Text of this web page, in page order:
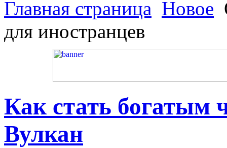
Главная страница Новое
для иностранцев
Как стать богатым
Вулкан